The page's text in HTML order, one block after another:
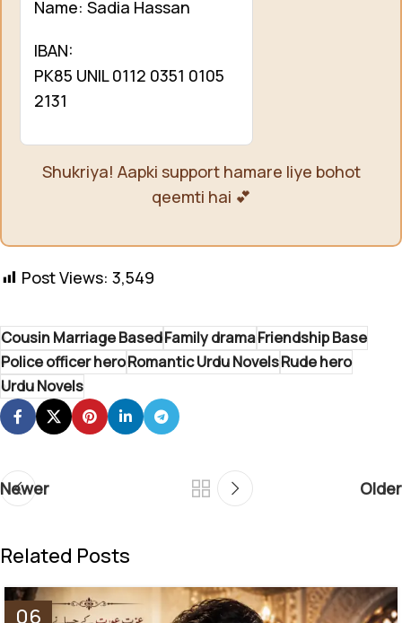
Name: Sadia Hassan
IBAN:
PK85 UNIL 0112 0351 0105
2131
Shukriya! Aapki support hamare liye bohot
qeemti hai 💕
Post Views: 3,549
Cousin Marriage BasedFamily dramaFriendship Base
Police officer heroRomantic Urdu NovelsRude hero
Urdu Novels
Newer Older
Related Posts
06